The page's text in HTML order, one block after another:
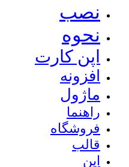
نصب
نحوه
اپن کارت
افزونه
ماژول
راهنما
فروشگاه
قالب
اپن